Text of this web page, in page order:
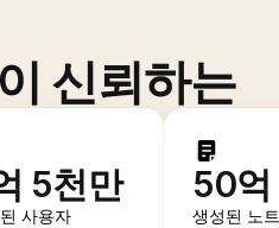
신뢰하는
5천만
사용자
50억
생성된 노트